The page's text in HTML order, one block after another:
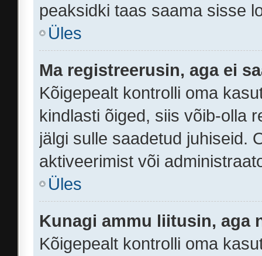
peaksidki taas saama sisse
Üles
Ma registreerusin, aga ei
Kõigepealt kontrolli oma
kindlasti õiged, siis võib-olla
jälgi sulle saadetud juhiseid.
aktiveerimist või
Üles
Kunagi ammu liitusin, aga
Kõigepealt kontrolli oma